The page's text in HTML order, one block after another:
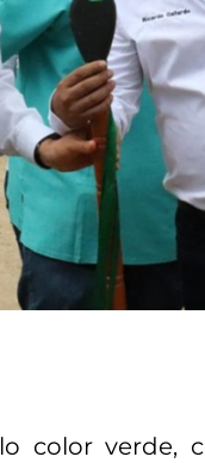
color verde,